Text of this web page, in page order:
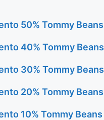
50% Tommy Beans
40% Tommy Beans
30% Tommy Beans
20% Tommy Beans
10% Tommy Beans